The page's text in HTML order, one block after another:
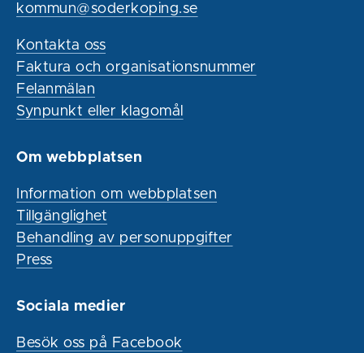
kommun@soderkoping.se
Kontakta oss
Faktura och organisationsnummer
Felanmälan
Synpunkt eller klagomål
Om webbplatsen
Information om webbplatsen
Tillgänglighet
Behandling av personuppgifter
Press
Sociala medier
Besök oss på Facebook